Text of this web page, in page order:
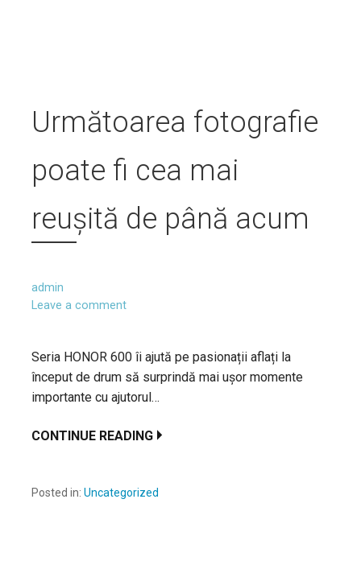
Următoarea fotografie
poate fi cea mai
reușită de până acum
admin
Leave a comment
Seria HONOR 600 îi ajută pe pasionații aflați la
început de drum să surprindă mai ușor momente
importante cu ajutorul…
CONTINUE READING
Posted in: Uncategorized